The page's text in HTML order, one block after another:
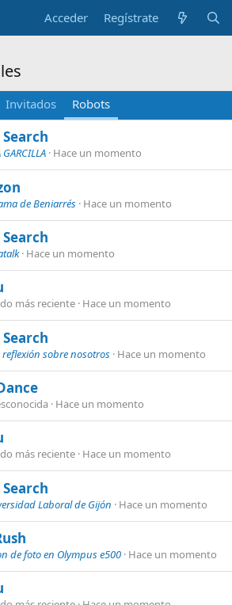
Acceder Regístrate
Invitados Robots
GARCILLA Hace un momento
de Beniarrés Hace un momento
Hace un momento
más reciente Hace un momento
reflexión sobre nosotros Hace un momento
Hace un momento
más reciente Hace un momento
Laboral de Gijón Hace un momento
de foto en Olympus e500 Hace un momento